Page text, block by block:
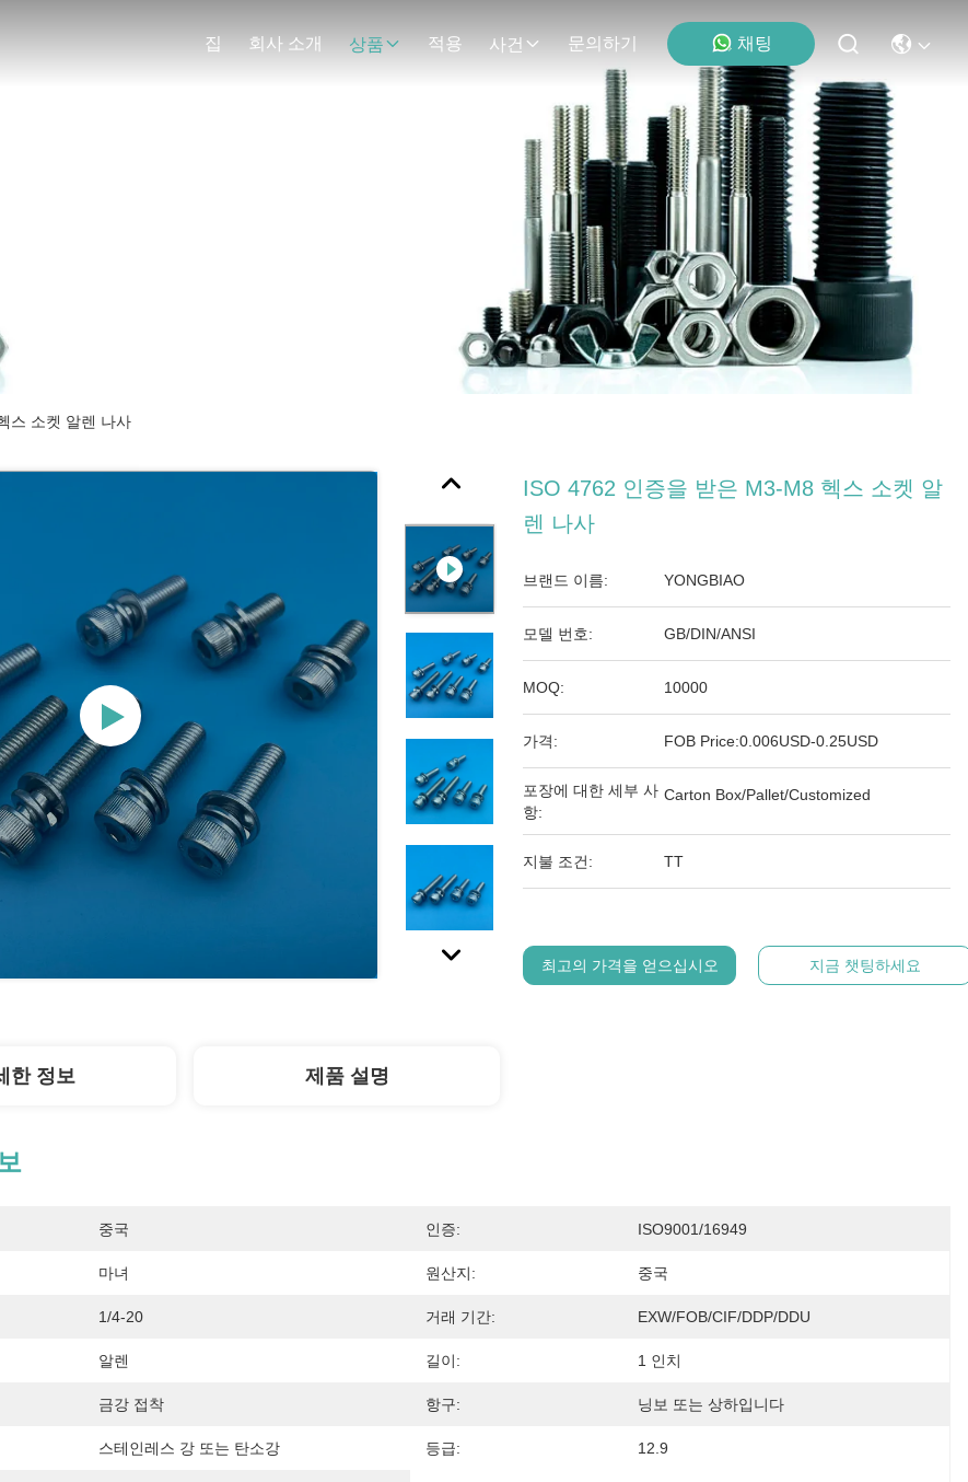
집 회사 소개 상품 적용 사건 문의하기 채팅
스 소켓 알렌 나사
ISO 4762 인증을 받은 M3-M8 헥스 소켓 알
렌 나사
브랜드 이름: YONGBIAO
모델 번호: GB/DIN/ANSI
MOQ: 10000
가격: FOB Price:0.006USD-0.25USD
포장에 대한 세부 사
항:
Carton Box/Pallet/Customized
지불 조건: TT
최고의 가격을 얻으십시오 지금 챗팅하세요
한 정보 제품 설명
중국 인증: ISO9001/16949
마녀 원산지: 중국
1/4-20 거래 기간: EXW/FOB/CIF/DDP/DDU
알렌 길이: 1 인치
금강 접착 항구: 닝보 또는 상하입니다
스테인레스 강 또는 탄소강 등급: 12.9